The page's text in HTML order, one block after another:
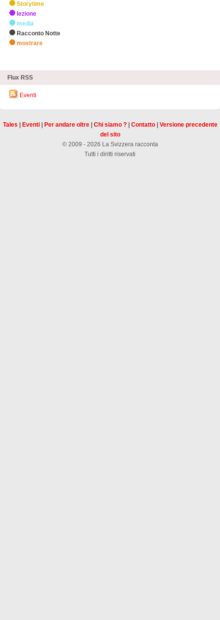
Storytime
lezione
media
Racconto Notte
mostrare
Flux RSS
Eventi
Tales Eventi| Per andare oltre| Chi siamo ?| Contatto| Versione precedente
del sito
© 2009 - 2026 La Svizzera racconta
Tutti i diritti riservati